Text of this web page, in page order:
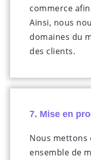
commerce
Ainsi, nous
domaines du
des clients.
7. Mise en
Nous mettons
ensemble de